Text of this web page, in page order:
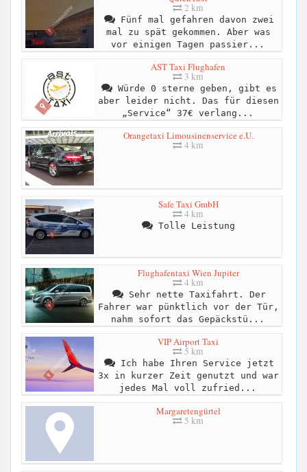
2 km
Fünf mal gefahren davon zwei
mal zu spät gekommen. Aber was
vor einigen Tagen passier...
AST Taxi Flughafen
3 km
Würde 0 sterne geben, gibt es
aber leider nicht. Das für diesen
„Service“ 37€ verlang...
Orangetaxi Limousinenservice e.U.
4 km
Safe Taxi GmbH
4 km
Tolle Leistung
Flughafentaxi Wien Jupiter
4 km
Sehr nette Taxifahrt. Der
Fahrer war pünktlich vor der Tür,
nahm sofort das Gepäckstü...
VIP Airport Taxi
5 km
Ich habe Ihren Service jetzt
3x in kurzer Zeit genutzt und war
jedes Mal voll zufried...
Margaretengürtel
5 km